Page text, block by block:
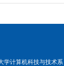
学计算机科技与技术系